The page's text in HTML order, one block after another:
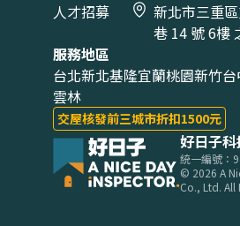
人才招募
新北市三重
巷 14 號 6樓
服務地區
台北新北基隆宜蘭桃園新竹
雲林
交屋核發前三城市折扣1500元
好日子
統一編號：
© 2026 A
Co., Ltd. All